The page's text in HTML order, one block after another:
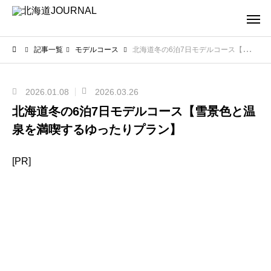
記事一覧 モデルコース 北海道冬の6泊7日モデルコース【雪景色と温泉を満喫するゆったりプラン】
2026.01.08 2026.03.26
北海道冬の6泊7日モデルコース【雪景色と温
泉を満喫するゆったりプラン】
[PR]